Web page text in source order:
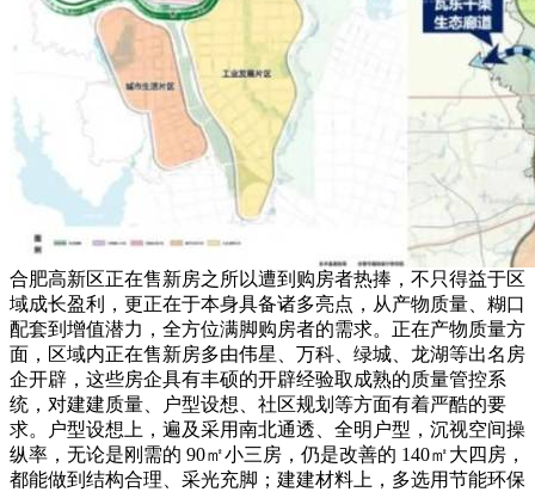
合肥高新区正在售新房之所以遭到购房者热捧，不只得益于区
域成长盈利，更正在于本身具备诸多亮点，从产物质量、糊口
配套到增值潜力，全方位满脚购房者的需求。正在产物质量方
面，区域内正在售新房多由伟星、万科、绿城、龙湖等出名房
企开辟，这些房企具有丰硕的开辟经验取成熟的质量管控系
统，对建建质量、户型设想、社区规划等方面有着严酷的要
求。户型设想上，遍及采用南北通透、全明户型，沉视空间操
纵率，无论是刚需的 90㎡小三房，仍是改善的 140㎡大四房，
都能做到结构合理、采光充脚；建建材料上，多选用节能环保